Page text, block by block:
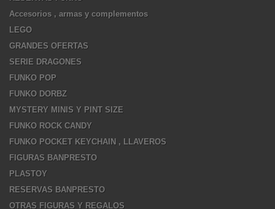
Accesorios , armas y complementos
LEGO
GRANDES OFERTAS
SERIE DRAGONES
FUNKO POP
FUNKO DORBZ
MYSTERY MINIS Y PINT SIZE
FUNKO ROCK CANDY
FUNKO POCKET KEYCHAIN , LLAVEROS
FIGURAS BANPRESTO
PLASTOY
RESERVAS BANPRESTO
OTRAS FIGURAS Y REGALOS